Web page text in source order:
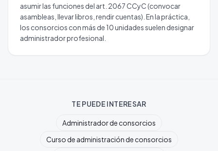
asumir las funciones del art. 2067 CCyC (convocar
asambleas, llevar libros, rendir cuentas). En la práctica,
los consorcios con más de 10 unidades suelen designar
administrador profesional.
TE PUEDE INTERESAR
Administrador de consorcios
Curso de administración de consorcios